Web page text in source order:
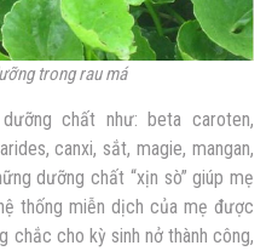
trong rau má
chất như: beta caroten,
canxi, sắt, magie, mangan,
dưỡng chất “xịn sò” giúp mẹ
thống miễn dịch của mẹ được
cho kỳ sinh nở thành công,